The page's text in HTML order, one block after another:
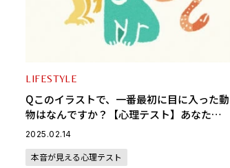
LIFESTYLE
Qこのイラストで、一番最初に目に入った動
物はなんですか？【心理テスト】あなたの
チームの中でのポジションがわかる
2025.02.14
本音が見える心理テスト